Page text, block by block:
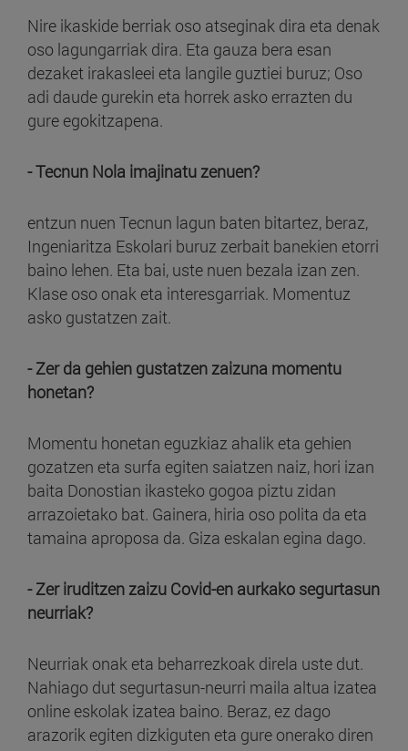
Nire ikaskide berriak oso atseginak dira eta denak
oso lagungarriak dira. Eta gauza bera esan
dezaket irakasleei eta langile guztiei buruz; Oso
adi daude gurekin eta horrek asko errazten du
gure egokitzapena.
- Tecnun Nola imajinatu zenuen?
entzun nuen Tecnun lagun baten bitartez, beraz,
Ingeniaritza Eskolari buruz zerbait banekien etorri
baino lehen. Eta bai, uste nuen bezala izan zen.
Klase oso onak eta interesgarriak. Momentuz
asko gustatzen zait.
- Zer da gehien gustatzen zaizuna momentu
honetan?
Momentu honetan eguzkiaz ahalik eta gehien
gozatzen eta surfa egiten saiatzen naiz, hori izan
baita Donostian ikasteko gogoa piztu zidan
arrazoietako bat. Gainera, hiria oso polita da eta
tamaina aproposa da. Giza eskalan egina dago.
- Zer iruditzen zaizu Covid-en aurkako segurtasun
neurriak?
Neurriak onak eta beharrezkoak direla uste dut.
Nahiago dut segurtasun-neurri maila altua izatea
online eskolak izatea baino. Beraz, ez dago
arazorik egiten dizkiguten eta gure onerako diren